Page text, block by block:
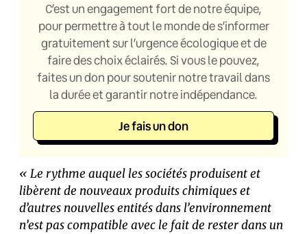
C’est un engagement fort de notre équipe,
pour permettre à tout le monde de s’informer
gratuitement sur l’urgence écologique et de
faire des choix éclairés. Si vous le pouvez,
faites un don pour soutenir notre travail dans
la durée et garantir notre indépendance.
Je fais un don
« Le rythme auquel les sociétés produisent et
libèrent de nouveaux produits chimiques et
d’autres nouvelles entités dans l’environnement
n’est pas compatible avec le fait de rester dans un